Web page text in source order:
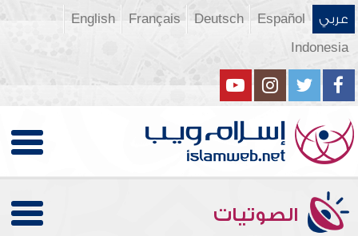
عربي Español
Deutsch
Français
English
Indonesia
الصوتيات